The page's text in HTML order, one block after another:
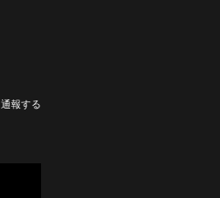
通報する